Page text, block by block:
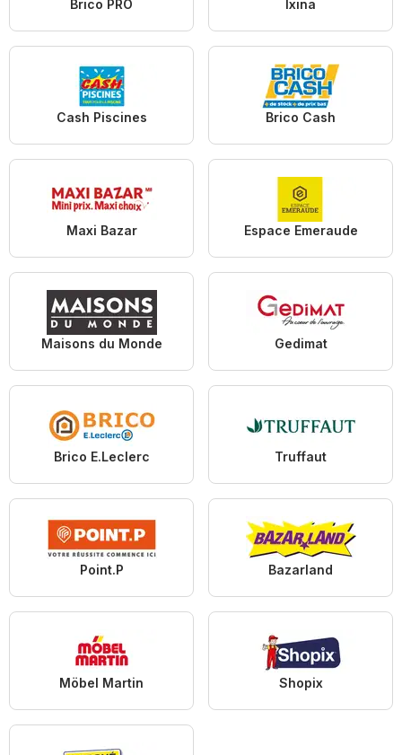
Brico PRO Ixina
Cash Piscines Brico Cash
Maxi Bazar Espace Emeraude
Maisons du Monde Gedimat
Brico E.Leclerc Truffaut
Point.P Bazarland
Möbel Martin Shopix